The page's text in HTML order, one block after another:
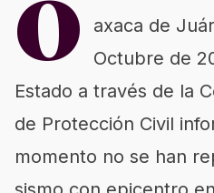
O
axaca de
Octubre de
Estado a través de la
de Protección Civil
momento no se han